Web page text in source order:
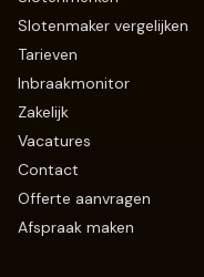
Slotenmaker vergelijken
Tarieven
Inbraakmonitor
Zakelijk
Vacatures
Contact
Offerte aanvragen
Afspraak maken